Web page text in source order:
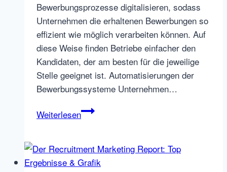
Bewerbungsprozesse digitalisieren, sodass
Unternehmen die erhaltenen Bewerbungen so
effizient wie möglich verarbeiten können. Auf
diese Weise finden Betriebe einfacher den
Kandidaten, der am besten für die jeweilige
Stelle geeignet ist. Automatisierungen der
Bewerbungssysteme Unternehmen…
WeiterlesenDigitale
Trends
und